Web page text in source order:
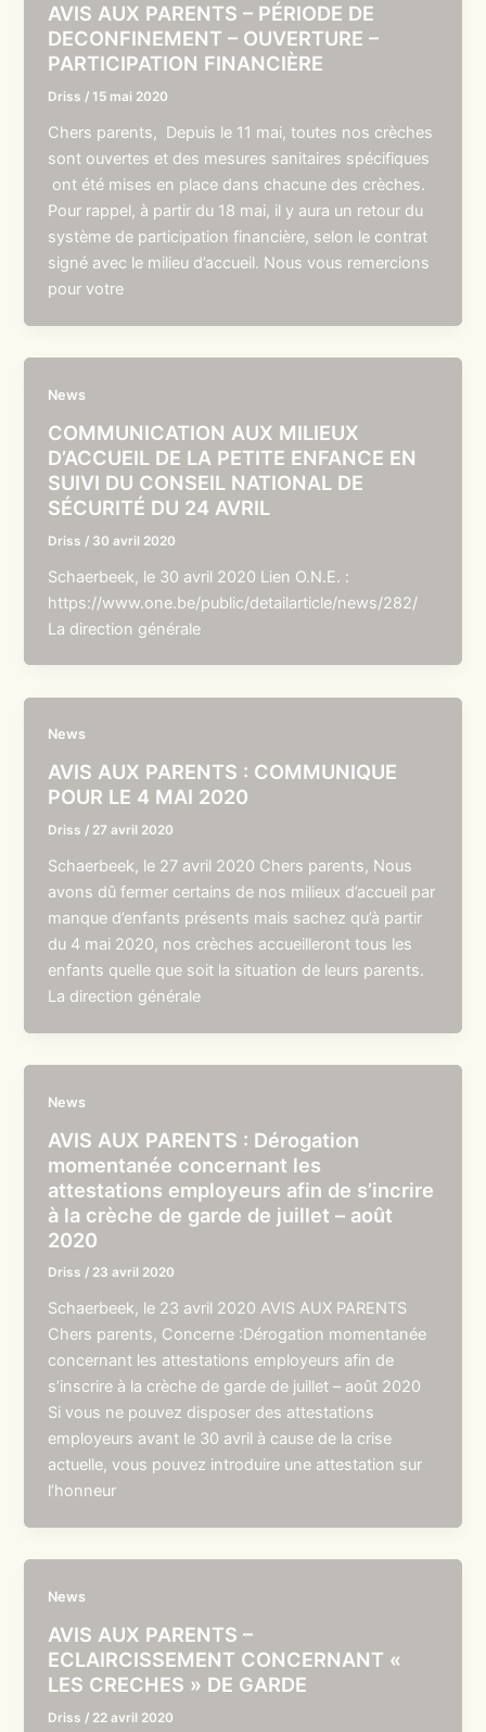
AVIS AUX PARENTS – PÉRIODE DE
DECONFINEMENT – OUVERTURE –
PARTICIPATION FINANCIÈRE
Driss /15 mai 2020
Chers parents, Depuis le 11 mai, toutes nos crèches
sont ouvertes et des mesures sanitaires spécifiques
ont été mises en place dans chacune des crèches.
Pour rappel, à partir du 18 mai, il y aura un retour du
système de participation financière, selon le contrat
signé avec le milieu d’accueil. Nous vous remercions
pour votre
News
COMMUNICATION AUX MILIEUX
D’ACCUEIL DE LA PETITE ENFANCE EN
SUIVI DU CONSEIL NATIONAL DE
SÉCURITÉ DU 24 AVRIL
Driss / 30 avril 2020
Schaerbeek, le 30 avril 2020 Lien O.N.E. :
https://www.one.be/public/detailarticle/news/282/
La direction générale
News
AVIS AUX PARENTS : COMMUNIQUE
POUR LE 4 MAI 2020
Driss / 27 avril 2020
Schaerbeek, le 27 avril 2020 Chers parents, Nous
avons dû fermer certains de nos milieux d’accueil par
manque d’enfants présents mais sachez qu’à partir
du 4 mai 2020, nos crèches accueilleront tous les
enfants quelle que soit la situation de leurs parents.
La direction générale
News
AVIS AUX PARENTS : Dérogation
momentanée concernant les
attestations employeurs afin de s’incrire
à la crèche de garde de juillet – août
2020
Driss / 23 avril 2020
Schaerbeek, le 23 avril 2020 AVIS AUX PARENTS
Chers parents, Concerne :Dérogation momentanée
concernant les attestations employeurs afin de
s’inscrire à la crèche de garde de juillet – août 2020
Si vous ne pouvez disposer des attestations
employeurs avant le 30 avril à cause de la crise
actuelle, vous pouvez introduire une attestation sur
l’honneur
News
AVIS AUX PARENTS –
ECLAIRCISSEMENT CONCERNANT «
LES CRECHES » DE GARDE
Driss / 22 avril 2020